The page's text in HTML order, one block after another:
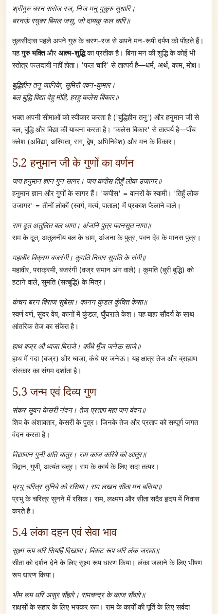
श्रीगुरु चरन सरोज रज, निज मनु मुकुरु सुधारि।
बरनऊं रघुबर बिमल जसु, जो दायकु फल चारि॥
तुलसीदास पहले अपने गुरु के चरण-रज से अपने मन-रूपी दर्पण को पोंछते हैं।
यहगुरु भक्तिऔर आत्म-शुद्धिका प्रतीक है। बिना मन की शुद्धि के कोई भी
स्तोत्र फलदायी नहीं होता। 'फल चारि' से तात्पर्य है—धर्म, अर्थ, काम, मोक्ष।
बुद्धिहीन तनु जानिके, सुमिरौं पवन-कुमार।
बल बुद्धि विद्या देहु मोहिं, हरहु कलेस बिकार॥
भक्त अपनी सीमाओं को स्वीकार करता है ('बुद्धिहीन तनु') और हनुमान जी से
बल, बुद्धि और विद्या की याचना करता है। 'कलेस बिकार' से तात्पर्य है—पाँच
क्लेश (अविद्या, अस्मिता, राग, द्वेष, अभिनिवेश) और मन के विकार।
5.2 हनुमान जी के गुणों का वर्णन
जय हनुमान ज्ञान गुन सागर। जय कपीस तिहुँ लोक उजागर॥
हनुमान ज्ञान और गुणों के सागर हैं। 'कपीस' = वानरों के स्वामी। 'तिहुँ लोक
उजागर' = तीनों लोकों (स्वर्ग, मर्त्य, पाताल) में प्रकाश फैलाने वाले।
राम दूत अतुलित बल धामा। अंजनि पुत्र पवनसुत नामा॥
राम के दूत, अतुलनीय बल के धाम, अंजना के पुत्र, पवन देव के मानस पुत्र।
महाबीर बिक्रम बजरंगी। कुमति निवार सुमति के संगी॥
महावीर, पराक्रमी, बजरंगी (वज्र समान अंग वाले)। कुमति (बुरी बुद्धि) को
हटाने वाले, सुमति (सत्बुद्धि) के मित्र।
कंचन बरन बिराज सुबेसा। कानन कुंडल कुंचित केसा॥
स्वर्ण वर्ण, सुंदर वेष, कानों में कुंडल, घुँघराले केश। यह बाह्य सौंदर्य के साथ
आंतरिक तेज का संकेत है।
हाथ बज्र औ ध्वजा बिराजे। काँधे मूँज जनेऊ साजे॥
हाथ में गदा (बज्र) और ध्वजा, कंधे पर जनेऊ। यह क्षात्र तेज और ब्राह्मण
संस्कार का संगम दर्शाता है।
5.3 जन्म एवं दिव्य गुण
संकर सुवन केसरी नंदन। तेज प्रताप महा जग वंदन॥
शिव के अंशावतार, केसरी के पुत्र। जिनके तेज और प्रताप को सम्पूर्ण जगत
वंदन करता है।
विद्यावान गुनी अति चातुर। राम काज करिबे को आतुर॥
विद्वान, गुणी, अत्यंत चतुर। राम के कार्य के लिए सदा तत्पर।
प्रभु चरित्र सुनिबे को रसिया। राम लखन सीता मन बसिया॥
प्रभु के चरित्र सुनने में रसिक। राम, लक्ष्मण और सीता सदैव हृदय में निवास
करते हैं।
5.4 लंका दहन एवं सेवा भाव
सूक्ष्म रूप धरि सियहिं दिखावा। बिकट रूप धरि लंक जरावा॥
सीता को दर्शन देने के लिए सूक्ष्म रूप धारण किया। लंका जलाने के लिए भीषण
रूप धारण किया।
भीम रूप धरि असुर सँहारे। रामचन्द्र के काज सँवारे॥
राक्षसों के संहार के लिए भयंकर रूप। राम के कार्यों की पूर्ति के लिए सर्वदा